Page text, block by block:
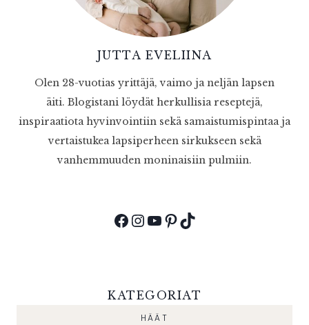
JUTTA EVELIINA
Olen 28-vuotias yrittäjä, vaimo ja neljän lapsen
äiti. Blogistani löydät herkullisia reseptejä,
inspiraatiota hyvinvointiin sekä samaistumispintaa ja
vertaistukea lapsiperheen sirkukseen sekä
vanhemmuuden moninaisiin pulmiin.
Facebook
Instagram
YouTube
Pinterest
TikTok
KATEGORIAT
HÄÄT